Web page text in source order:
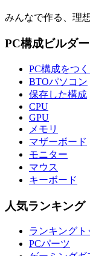
みんなで作る、理
PC構成ビルダー
PC構成をつ
BTOパソコン
保存した構成
CPU
GPU
メモリ
マザーボード
モニター
マウス
キーボード
人気ランキング
ランキングト
PCパーツ